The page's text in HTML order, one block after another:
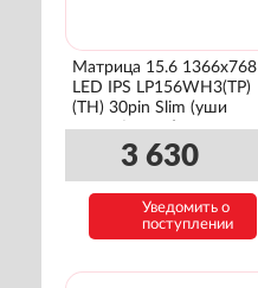
Матрица 15.6 1366x768
LED IPS LP156WH3(TP)
(TH) 30pin Slim (уши
сверху\снизу)
3 630
Уведомить о
поступлении